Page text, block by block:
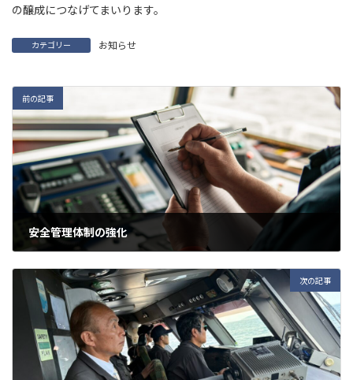
の醸成につなげてまいります。
カテゴリー お知らせ
前の記事
安全管理体制の強化
次の記事